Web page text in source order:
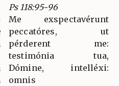
Ps 118:95-96
Me exspectavérunt
peccatóres, ut
pérderent me:
testimónia tua,
Dómine, intelléxi:
omnis